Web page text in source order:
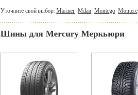
Уточните свой выбор: Mariner Milan Montego
Шины для Mercury Меркьюри